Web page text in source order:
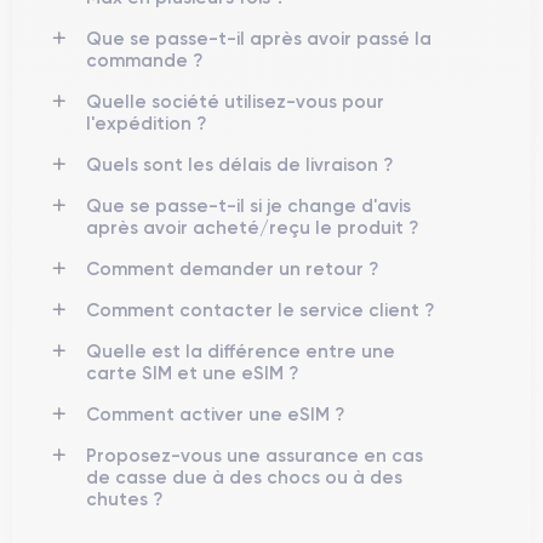
iPhone 15 Pro Max
ergonomique conçus pour maximiser le confort et la
Avec une largeur de 3.07 pouces (78.1 mm), une hauteur de
6.33 pouces (160.8 mm) et une épaisseur de seulement 0.30
l'utilisateur, facilitant l'accès à toutes les fonctions d'un simple
geste.
Avec un poids de 8.46 onces (240 grammes)
Pro Max est étonnamment léger, contribuant à une sensation
de non-encombrement et de facilité de transport. Le design
seulement offrent un aspect moderne et distinctif.
Que se passe-t-il après avoir passé la
commande ?
Quelle société utilisez-vous pour
l'expédition ?
Quels sont les délais de livraison ?
Que se passe-t-il si je change d'avis
après avoir acheté/reçu le produit ?
Comment demander un retour ?
Comment contacter le service client ?
Quelle est la différence entre une
carte SIM et une eSIM ?
Comment activer une eSIM ?
Proposez-vous une assurance en cas
de casse due à des chocs ou à des
chutes ?